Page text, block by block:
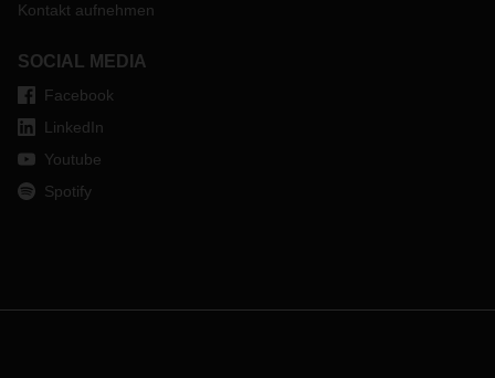
Kontakt aufnehmen
SOCIAL MEDIA
Facebook
LinkedIn
Youtube
Spotify